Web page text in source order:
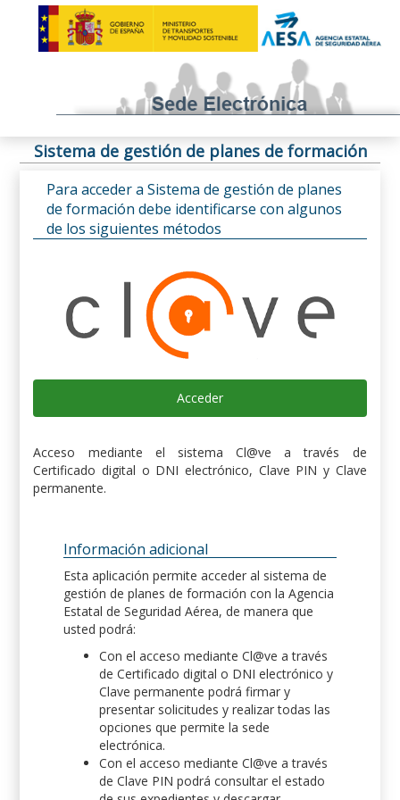
Sistema de gestión de planes de formación
Para acceder a Sistema de gestión de planes
de formación debe identificarse con algunos
de los siguientes métodos
Acceder
Acceso mediante el sistema Cl@ve a través de
Certificado digital o DNI electrónico, Clave PIN y Clave
permanente.
Información adicional
Esta aplicación permite acceder al sistema de
gestión de planes de formación con la Agencia
Estatal de Seguridad Aérea, de manera que
usted podrá:
Con el acceso mediante Cl@ve a través
de Certificado digital o DNI electrónico y
Clave permanente podrá firmar y
presentar solicitudes y realizar todas las
opciones que permite la sede
electrónica.
Con el acceso mediante Cl@ve a través
de Clave PIN podrá consultar el estado